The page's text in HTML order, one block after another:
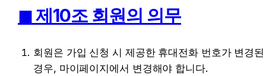
◼︎ 제10조 회원의 의무
회원은 가입 신청 시 제공한 휴대전화 번호가 변경된
경우, 마이페이지에서 변경해야 합니다.